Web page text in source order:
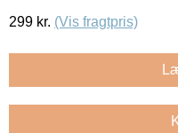
299 kr. (Vis fragtpris)